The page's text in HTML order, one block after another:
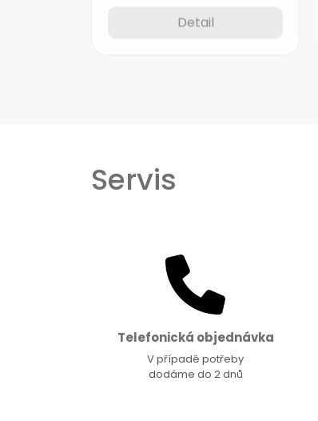
Servis
Telefonická objednávka
V případě potřeby
dodáme do 2 dnů